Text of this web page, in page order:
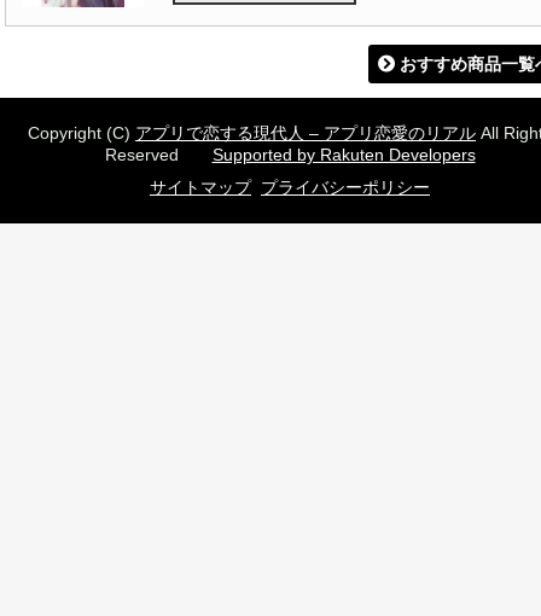
おすすめ商品一覧
Copyright (C) アプリで恋する現代人 – アプリ恋愛のリアル All
Reserved Supported by Rakuten Developers
サイトマップ プライバシーポリシー